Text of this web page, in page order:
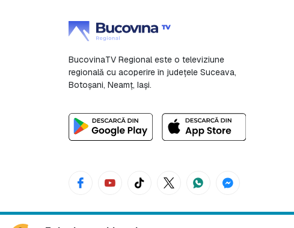
BucovinaTV Regional este o televiziune
regională cu acoperire în județele Suceava,
Botoşani, Neamț, Iași.